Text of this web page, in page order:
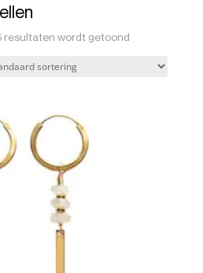
resultaten wordt getoond